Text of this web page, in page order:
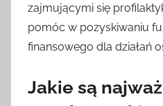
zajmującymi się
pomóc w pozyskiwaniu
finansowego dla działań
Jakie są